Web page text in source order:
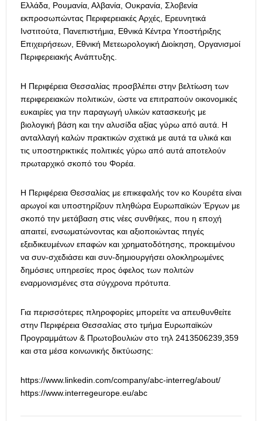
Ελλάδα, Ρουμανία, Αλβανία, Ουκρανία, Σλοβενία
εκπροσωπώντας Περιφερειακές Αρχές, Ερευνητικά
Ινστιτούτα, Πανεπιστήμια, Εθνικά Κέντρα Υποστήριξης
Επιχειρήσεων, Εθνική Μετεωρολογική Διοίκηση, Οργανισμοί
Περιφερειακής Ανάπτυξης.
Η Περιφέρεια Θεσσαλίας προσβλέπει στην βελτίωση των
περιφερειακών πολιτικών, ώστε να επιτραπούν οικονομικές
ευκαιρίες για την παραγωγή υλικών κατασκευής με
βιολογική βάση και την αλυσίδα αξίας γύρω από αυτά. Η
ανταλλαγή καλών πρακτικών σχετικά με αυτά τα υλικά και
τις υποστηρικτικές πολιτικές γύρω από αυτά αποτελούν
πρωταρχικό σκοπό του Φορέα.
Η Περιφέρεια Θεσσαλίας με επικεφαλής τον κο Κουρέτα είναι
αρωγοί και υποστηρίζουν πληθώρα Ευρωπαϊκών Έργων με
σκοπό την μετάβαση στις νέες συνθήκες, που η εποχή
απαιτεί, ενσωματώνοντας και αξιοποιώντας πηγές
εξειδικευμένων επαφών και χρηματοδότησης, προκειμένου
να συν-σχεδιάσει και συν-δημιουργήσει ολοκληρωμένες
δημόσιες υπηρεσίες προς όφελος των πολιτών
εναρμονισμένες στα σύγχρονα πρότυπα.
Για περισσότερες πληροφορίες μπορείτε να απευθυνθείτε
στην Περιφέρεια Θεσσαλίας στο τμήμα Ευρωπαϊκών
Προγραμμάτων & Πρωτοβουλιών στο τηλ 2413506239,359
και στα μέσα κοινωνικής δικτύωσης:
https://www.linkedin.com/company/abc-interreg/about/
https://www.interregeurope.eu/abc